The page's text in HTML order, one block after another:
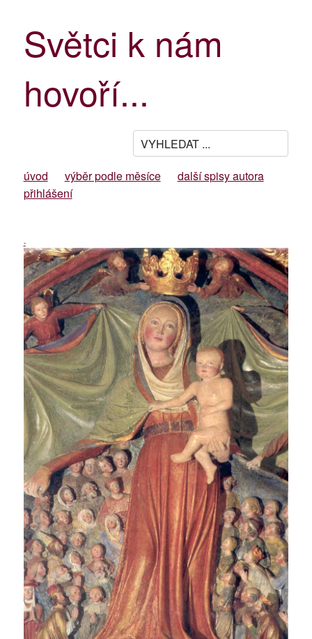
Světci k nám
hovoří...
úvod výběr podle měsíce
další spisy autora
přihlášení
-